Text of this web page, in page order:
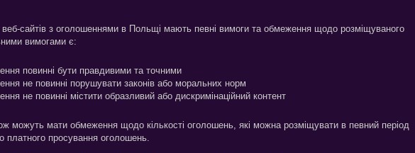
веб-сайтів з оголошеннями в Польщі мають певні вимоги та обмеження щодо розміщуваного
вимогами є:
повинні бути правдивими та точними
не повинні порушувати законів або моральних норм
не повинні містити образливий або дискримінаційний контент
можуть мати обмеження щодо кількості оголошень, які можна розміщувати в певний період
платного просування оголошень.